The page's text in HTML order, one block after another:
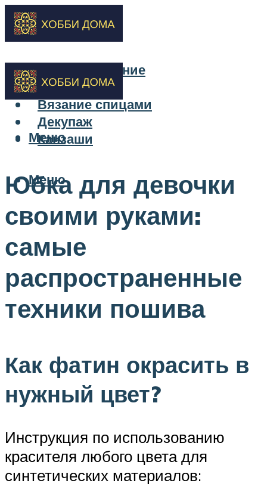
Бисероплетение
Вышивка
Вязание спицами
Декупаж
Канзаши
Меню
Меню
Юбка для девочки
своими руками:
самые
распространенные
техники пошива
Как фатин окрасить в
нужный цвет?
Инструкция по использованию
красителя любого цвета для
синтетических материалов: